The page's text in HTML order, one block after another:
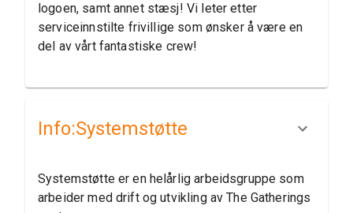
logoen, samt annet stæsj! Vi leter etter
serviceinnstilte frivillige som ønsker å være en
del av vårt fantastiske crew!
Info:​Systemstøtte
Systemstøtte er en helårlig arbeidsgruppe som
arbeider med drift og utvikling av The Gatherings